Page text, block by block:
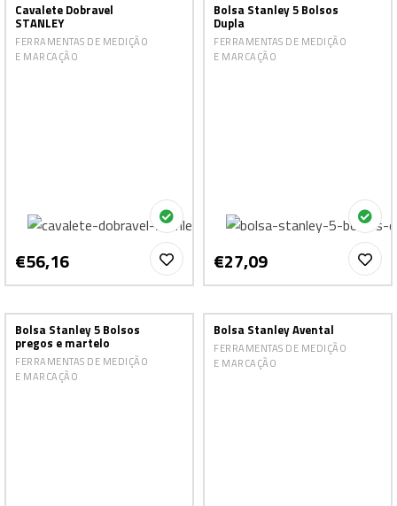
Cavalete Dobravel
STANLEY
FERRAMENTAS DE MEDIÇÃO
E MARCAÇÃO
€56,16
Bolsa Stanley 5 Bolsos
Dupla
FERRAMENTAS DE MEDIÇÃO
E MARCAÇÃO
€27,09
Bolsa Stanley 5 Bolsos
pregos e martelo
FERRAMENTAS DE MEDIÇÃO
E MARCAÇÃO
Bolsa Stanley Avental
FERRAMENTAS DE MEDIÇÃO
E MARCAÇÃO